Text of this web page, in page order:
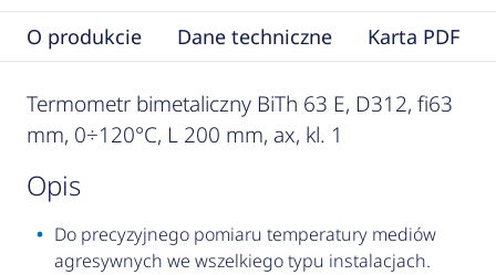
O produkcie Dane techniczne Karta PDF
Termometr bimetaliczny BiTh 63 E, D312, fi63
mm, 0÷120°C, L 200 mm, ax, kl. 1
opis
Do precyzyjnego pomiaru temperatury mediów
agresywnych we wszelkiego typu instalacjach.